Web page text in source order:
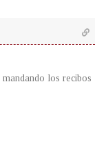
los recibos